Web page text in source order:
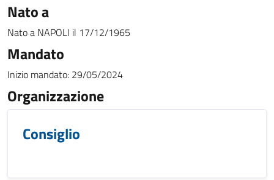
Nato a
Nato a NAPOLI il 17/12/1965
Mandato
Inizio mandato: 29/05/2024
Organizzazione
Consiglio